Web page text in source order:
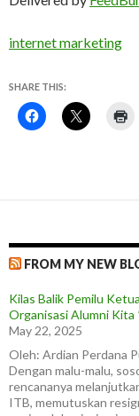
internet marketing
SHARE THIS:
FROM MY NEW
Kilas Balik Pemilu
Organisasi Alumni Kita
May 22, 2025
Oleh: Ardian Perdana
Dengan malu-malu,
rencananya
ITB, memutuskan